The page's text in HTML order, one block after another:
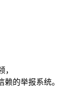
，
的举报系统。